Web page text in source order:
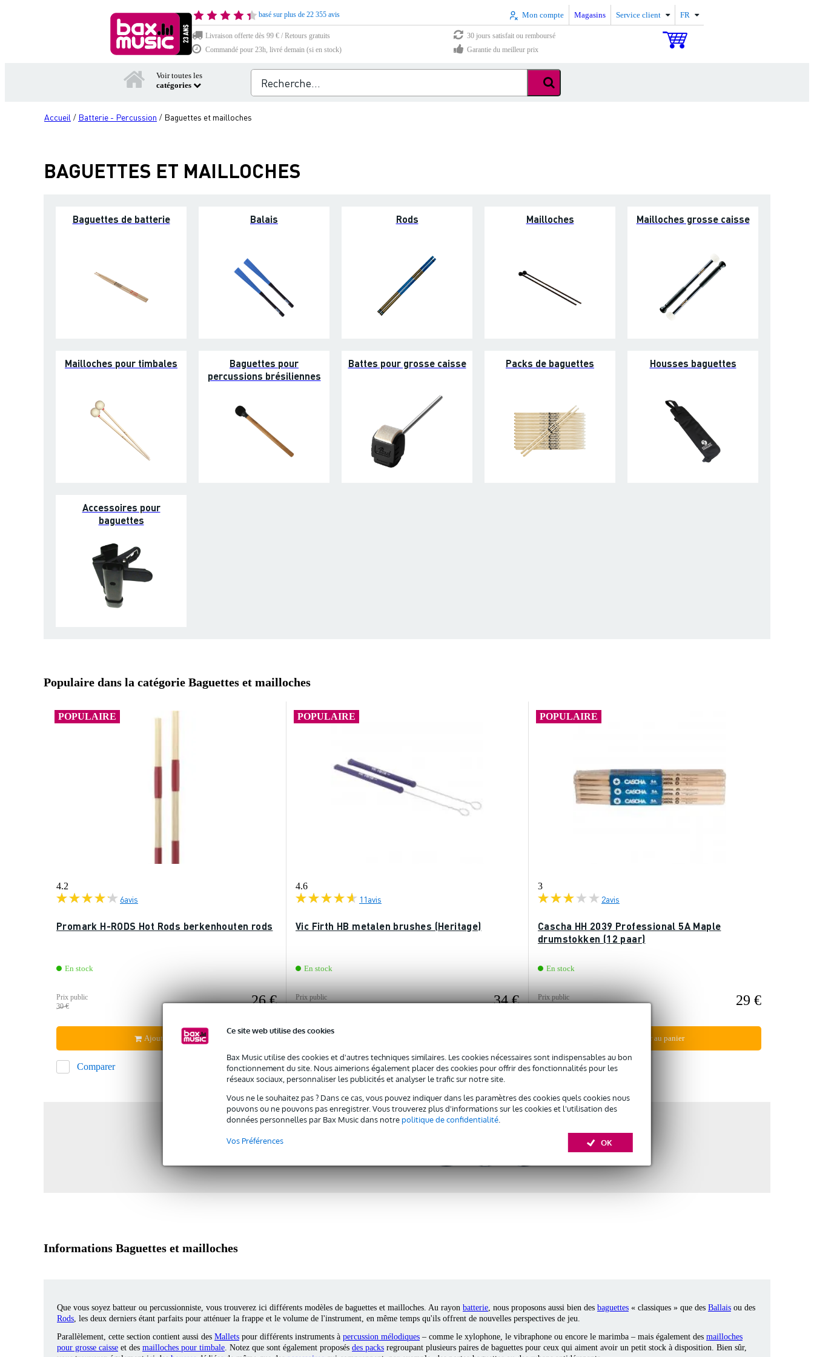
Ce site web utilise des cookies
Bax Music utilise des cookies et d'autres techniques similaires. Les cookies nécessaires sont indispensables au bon
fonctionnement du site. Nous aimerions également placer des cookies pour offrir des fonctionnalités pour les
réseaux sociaux, personnaliser les publicités et analyser le trafic sur notre site.
Vous ne le souhaitez pas ? Dans ce cas, vous pouvez indiquer dans les paramètres des cookies quels cookies nous
pouvons ou ne pouvons pas enregistrer. Vous trouverez plus d'informations sur les cookies et l'utilisation des
données personnelles par Bax Music dans notrepolitique de confidentialité.
OK
Vos Préférences
basé sur plus de 22 355 avis Mon compte Magasins Service client FR
Livraison offerte dès 99 € / Retours gratuits
30 jours satisfait ou remboursé
Commandé pour 23h, livré demain (si en stock)
Garantie du meilleur prix
Voir toutes les
catégories
Accueil / Batterie - Percussion / Baguettes et mailloches
BAGUETTES ET MAILLOCHES
Baguettes de batterie Balais Rods Mailloches Mailloches grosse caisse
Mailloches pour timbales
Baguettes pour
percussions brésiliennes
Battes pour grosse caisse Packs de baguettes Housses baguettes
Accessoires pour
baguettes
Populaire dans la catégorie Baguettes et mailloches
POPULAIRE
4.2
6avis
Promark H-RODS Hot Rods berkenhouten rods
En stock
Prix public
30 €
26 €
Comparer
Ajouter au panier
POPULAIRE
4.6
11avis
Vic Firth HB metalen brushes (Heritage)
En stock
Prix public
34 €
Comparer
POPULAIRE
3
2avis
Cascha HH 2039 Professional 5A Maple
drumstokken (12 paar)
En stock
Prix public
29 €
Comparer
Ajouter au panier
Informations Baguettes et mailloches
Que vous soyez batteur ou percussionniste, vous trouverez ici différents modèles de baguettes et mailloches. Au rayon batterie, nous proposons aussi bien des baguettes « classiques » que des Ballais ou des
Rods, les deux derniers étant parfaits pour atténuer la frappe et le volume de l'instrument, en même temps qu'ils offrent de nouvelles perspectives de jeu.
Parallèlement, cette section contient aussi des Mallets pour différents instruments à percussion mélodiques – comme le xylophone, le vibraphone ou encore le marimba – mais également des mailloches
pour grosse caisse et des mailloches pour timbale. Notez que sont également proposés des packs regroupant plusieurs paires de baguettes pour ceux qui aiment avoir un petit stock à disposition. Bien sûr,